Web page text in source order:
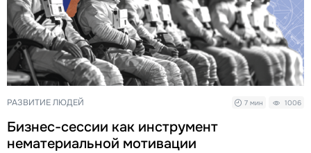
РАЗВИТИЕ ЛЮДЕЙ 7 мин 1006
Бизнес-сессии как инструмент
нематериальной мотивации